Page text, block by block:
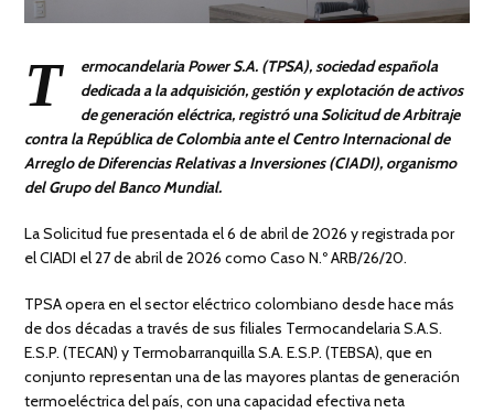
T
ermocandelaria Power S.A. (TPSA), sociedad española
dedicada a la adquisición, gestión y explotación de activos
de generación eléctrica, registró una Solicitud de Arbitraje
contra la República de Colombia ante el Centro Internacional de
Arreglo de Diferencias Relativas a Inversiones (CIADI), organismo
del Grupo del Banco Mundial.
La Solicitud fue presentada el 6 de abril de 2026 y registrada por
el CIADI el 27 de abril de 2026 como Caso N.º ARB/26/20.
TPSA opera en el sector eléctrico colombiano desde hace más
de dos décadas a través de sus filiales Termocandelaria S.A.S.
E.S.P. (TECAN) y Termobarranquilla S.A. E.S.P. (TEBSA), que en
conjunto representan una de las mayores plantas de generación
termoeléctrica del país, con una capacidad efectiva neta